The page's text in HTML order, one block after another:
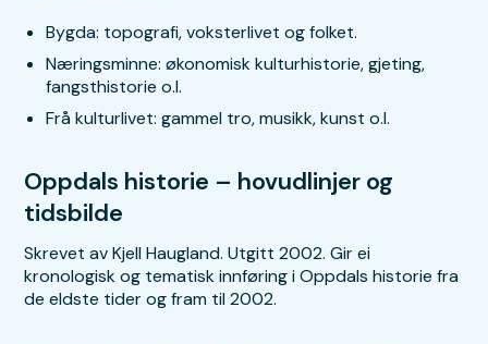
Bygda: topografi, voksterlivet og folket.
Næringsminne: økonomisk kulturhistorie, gjeting,
fangsthistorie o.l.
Frå kulturlivet: gammel tro, musikk, kunst o.l.
Oppdals historie – hovudlinjer og
tidsbilde
Skrevet av Kjell Haugland. Utgitt 2002. Gir ei
kronologisk og tematisk innføring i Oppdals historie fra
de eldste tider og fram til 2002.